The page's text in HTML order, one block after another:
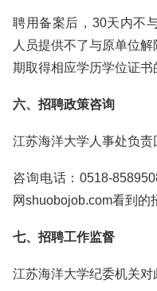
聘用备案后，30天内不
人员提供不了与原单位
期取得相应学历学位证书
六、招聘政策咨询
江苏海洋大学人事处负责
咨询电话：0518-
网shuobojob.com看到的
七、招聘工作监督
江苏海洋大学纪委机关对